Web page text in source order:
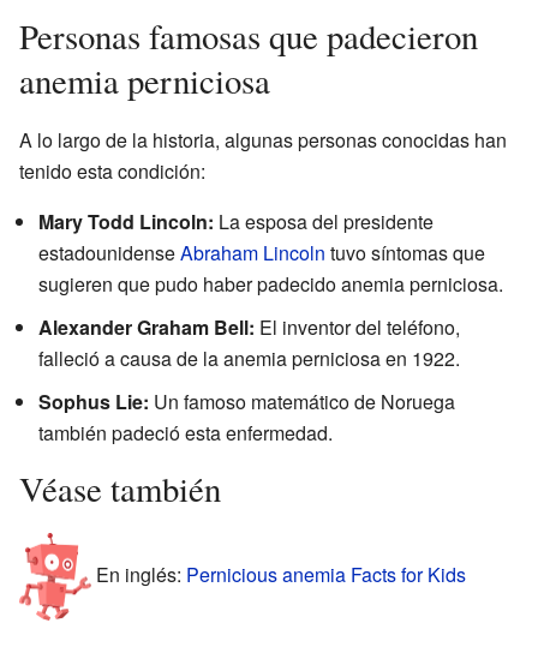
Personas famosas que padecieron
anemia perniciosa
A lo largo de la historia, algunas personas conocidas han
tenido esta condición:
Mary Todd Lincoln: La esposa del presidente
estadounidenseAbraham Lincoln tuvo síntomas que
sugieren que pudo haber padecido anemia perniciosa.
Alexander Graham Bell: El inventor del teléfono,
falleció a causa de la anemia perniciosa en 1922.
Sophus Lie: Un famoso matemático de Noruega
también padeció esta enfermedad.
Véase también
En inglés: Pernicious anemia Facts for Kids